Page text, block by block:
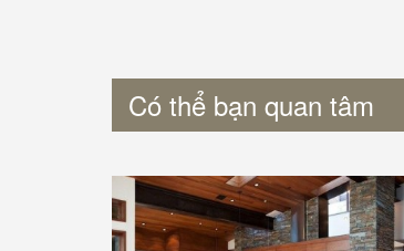
Có thể bạn quan tâm